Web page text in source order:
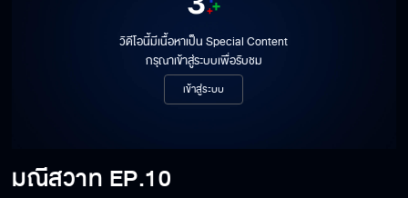
วิดีโอนี้มีเนื้อหาเป็น Special Content
กรุณาเข้าสู่ระบบเพื่อรับชม
เข้าสู่ระบบ
มณีสวาท EP.10
มณีสวาท EP.5
มณีสวาท EP.6